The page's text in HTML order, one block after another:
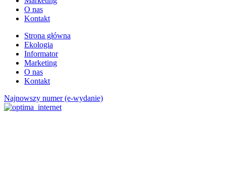
O nas
Kontakt
Strona główna
Ekologia
Informator
Marketing
O nas
Kontakt
Najnowszy numer (e-wydanie)